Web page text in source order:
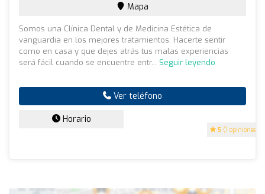
5 (1 opiniones)
Mapa
Somos una Clínica Dental y de Medicina Estética de
vanguardia en los mejores tratamientos. Hacerte sentir
como en casa y que dejes atrás tus malas experiencias
será fácil cuando se encuentre entr... Seguir leyendo
Ver teléfono
Horario